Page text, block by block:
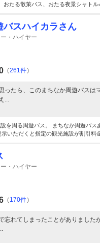
おたる散策バス、おたる夜景シャトル
バスハイカラさん
・ハイヤー
（261件）
ったら、このまちなか周遊バスは
...
を周る周遊バス。 まちなか周遊バス
いただくと指定の観光施設が割引料
・ハイヤー
（ 170件）
忘れてしまったことがありました